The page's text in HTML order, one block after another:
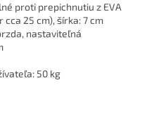
proti prepichnutiu z EVA
cca 25 cm), šírka: 7 cm
nastaviteľná
50 kg